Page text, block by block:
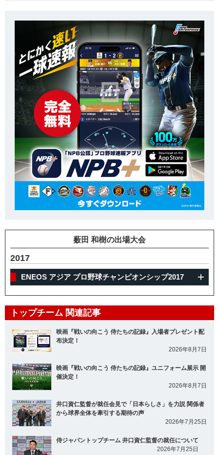
薮田 和樹の出場大会
2017
ENEOS アジア プロ野球チャンピオンシップ2017
トップチーム 関連記事
映画『戦いの向こう 侍たちの記録』入場者プレゼント配
布決定！
2026年8月7日
映画『戦いの向こう 侍たちの記録』ユニフォーム展示 開
催決定！
2026年8月7日
井口資仁監督が就任会見で「日本らしさ」を力説 関係者
から球界全体を牽引する期待の声
2026年7月25日
侍ジャパントップチーム 井口資仁監督の就任について
2026年7月25日